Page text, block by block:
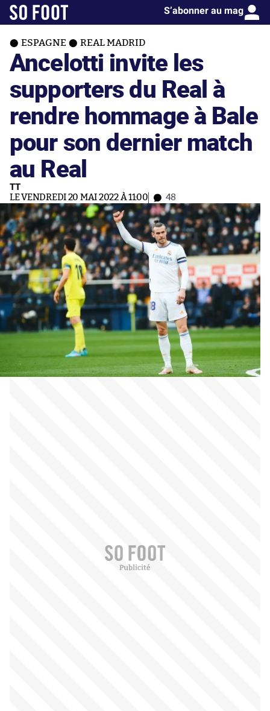
S’abonner au mag
ESPAGNE REAL MADRID
Ancelotti invite les
supporters du Real à
rendre hommage à Bale
pour son dernier match
au Real
TT
LE VENDREDI 20 MAI 2022 À 11:00 48